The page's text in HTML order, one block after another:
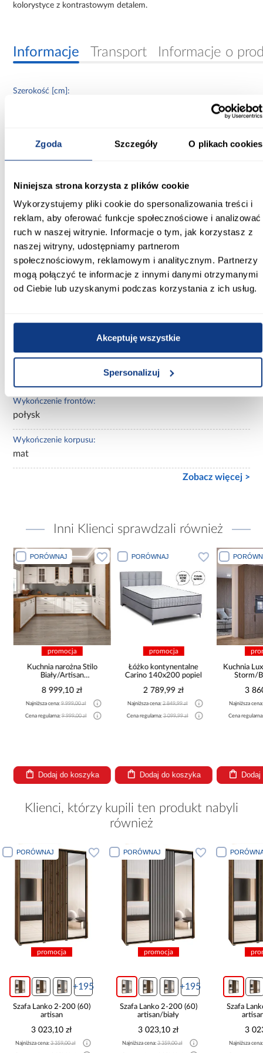
Zgoda Szczegóły O plikach cookies
Niniejsza strona korzysta z plików cookie
Wykorzystujemy pliki cookie do spersonalizowania treści i
reklam, aby oferować funkcje społecznościowe i analizować
ruch w naszej witrynie. Informacje o tym, jak korzystasz z
naszej witryny, udostępniamy partnerom
społecznościowym, reklamowym i analitycznym. Partnerzy
mogą połączyć te informacje z innymi danymi otrzymanymi
od Ciebie lub uzyskanymi podczas korzystania z ich usług.
Akceptuję wszystkie
Spersonalizuj
kolorystyce z kontrastowym detalem.
Informacje Transport Informacje o
Szerokość [cm]:
60.00
235.20
Kolor frontów:
biały/czarny
Kolor korpusu:
biały
Wybarwienie:
Lustro:
Ilość drzwi:
Wykończenie frontów:
połysk
Wykończenie korpusu:
mat
Zobacz więcej >
Inni Klienci sprawdzali również
PORÓWNAJ
promocja
Kuchnia narożna Stilo
Biały/Artisan
8 999,10 zł
Najniższa cena:9 999,00 zł
Cena regularna:9 999,00 zł
Dodaj do koszyka
PORÓWNAJ
promocja
Łóżko kontynentalne
Carino 140x200 popiel
2 789,99 zł
Najniższa cena:2 849,99 zł
Cena regularna:3 099,99 zł
Dodaj do koszyka
Kuchnia
Storm/
3
Najniższa
Cena
Klienci, którzy kupili ten produkt nabyli
również
PORÓWNAJ
promocja
+195
Szafa Lanko 2-200 (60)
artisan/biały
3 023,10 zł
Najniższa cena:3 359,00 zł
PORÓWNAJ
promocja
+195
Szafa Lanko 2-200 (60)
artisan/czarny
3 023,10 zł
Najniższa cena:3 359,00 zł
Szafa
3
Najniższa